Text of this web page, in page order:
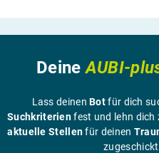
DeineAUBI-
Lass deinenBotfür dich
Suchkriterienfest und lehn dich
aktuelle Stellenfür deinen